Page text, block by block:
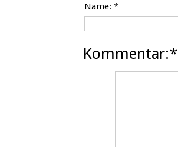
Name: *
Kommentar:*